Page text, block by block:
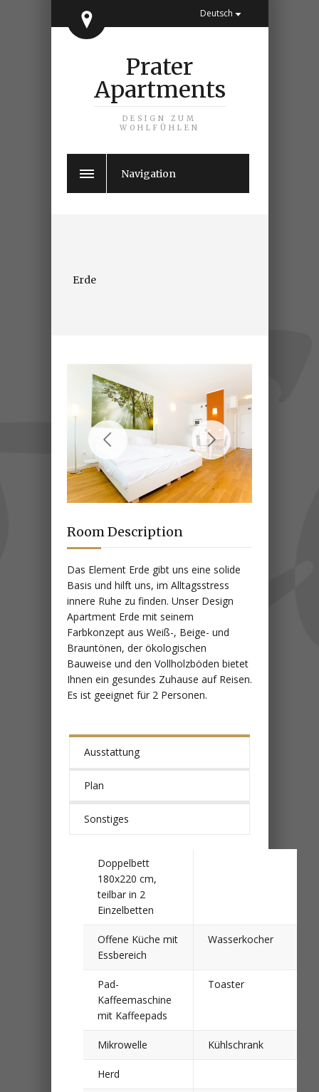
Deutsch
Prater
Apartments
DESIGN ZUM
WOHLFÜHLEN
Navigation
Erde
Room Description
Das Element Erde gibt uns eine solide
Basis und hilft uns, im Alltagsstress
innere Ruhe zu finden. Unser Design
Apartment Erde mit seinem
Farbkonzept aus Weiß-, Beige- und
Brauntönen, der ökologischen
Bauweise und den Vollholzböden bietet
Ihnen ein gesundes Zuhause auf Reisen.
Es ist geeignet für 2 Personen.
Ausstattung
Plan
Sonstiges
Doppelbett
180x220 cm,
teilbar in 2
Einzelbetten
Offene Küche mit
Essbereich
Wasserkocher
Pad-
Kaffeemaschine
mit Kaffeepads
Toaster
Mikrowelle Kühlschrank
Herd